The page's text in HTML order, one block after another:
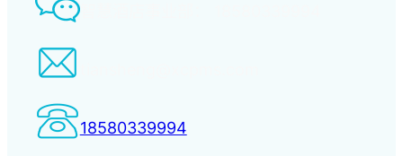
智慧酒店事业部： 18580339994
18580339994